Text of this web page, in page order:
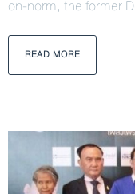
on-norm, the former
READ MORE